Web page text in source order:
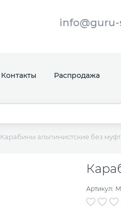
info@guru-
Контакты Распродажа
Карабины альпинистские без
Артикул: